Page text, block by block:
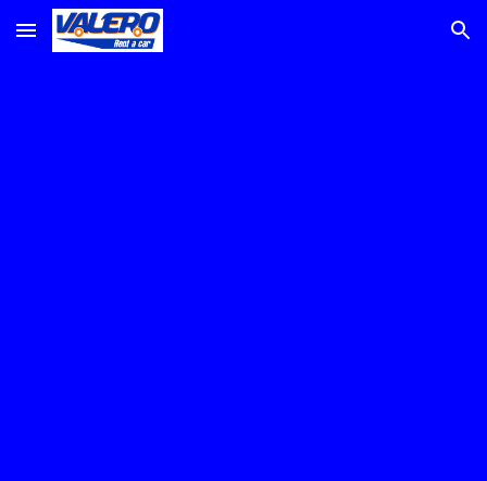
Skip to main content Skip to navigation